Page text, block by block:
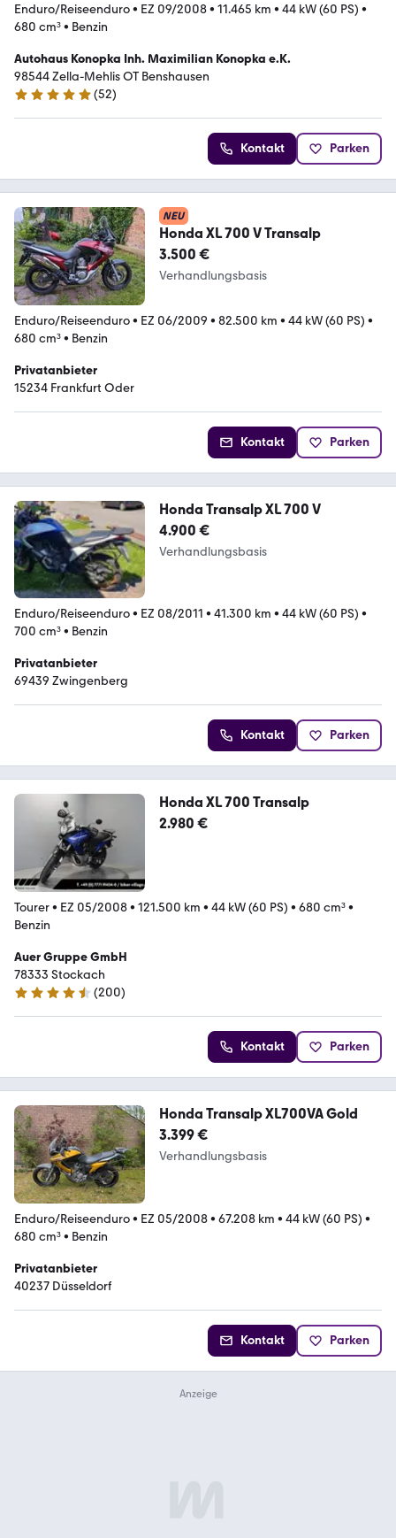
Enduro/Reiseenduro• EZ 09/2008• 11.465 km • 44 kW (60 PS) •
680 cm³• Benzin
Autohaus Konopka Inh. Maximilian Konopka e.K.
98544 Zella-Mehlis OT Benshausen
5 Sterne
(52)
Kontakt Parken
NEU
Honda XL 700 V Transalp
3.500 €
Verhandlungsbasis
Enduro/Reiseenduro• EZ 06/2009 • 82.500 km • 44 kW (60 PS) •
680 cm³• Benzin
Privatanbieter
15234 Frankfurt Oder
Kontakt Parken
Honda Transalp XL 700 V
4.900 €
Verhandlungsbasis
Enduro/Reiseenduro• EZ 08/2011 • 41.300 km • 44 kW (60 PS) •
700 cm³• Benzin
Privatanbieter
69439 Zwingenberg
Kontakt Parken
Honda XL 700 Transalp
2.980 €
Tourer• EZ 05/2008• 121.500 km • 44 kW (60 PS) • 680 cm³•
Benzin
Auer Gruppe GmbH
78333 Stockach
4.7 Sterne
(200)
Kontakt Parken
Honda Transalp XL700VA Gold
3.399 €
Verhandlungsbasis
Enduro/Reiseenduro• EZ 05/2008• 67.208 km • 44 kW (60 PS) •
680 cm³• Benzin
Privatanbieter
40237 Düsseldorf
Kontakt Parken